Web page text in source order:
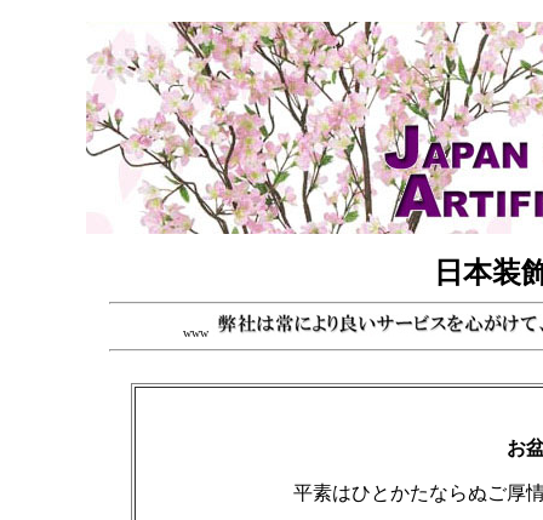
日本装
www
お
平素はひとかたならぬご厚